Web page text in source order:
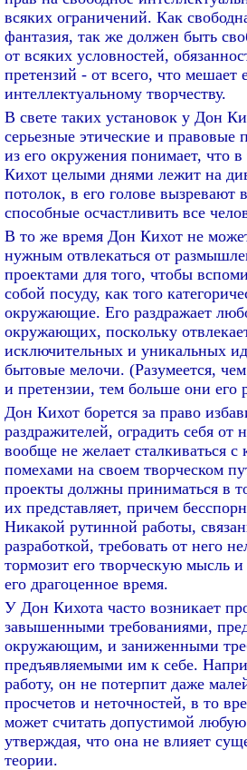
всяких ограничений. Как
фантазия, так же должен быть
от всяких условностей,
претензий - от всего, что мешает
интеллектуальному творчеству.
В свете таких установок у Дон
серьезные этические и
из его окружения понимает, что
Кихот целыми днями лежит на
потолок, в его голове вызревают
способные осчастливить все
В то же время Дон Кихот не
нужным отвлекаться от
проектами для того, чтобы
собой посуду, как того
окружающие. Его раздражает
окружающих, поскольку
исключительных и уникальных
бытовые мелочи. (Разумеется,
и претензии, тем больше они его
Дон Кихот борется за право
раздражителей, оградить себя от
вообще не желает сталкиваться
помехами на своем творческом
проекты должны приниматься в
их представляет, причем
Никакой рутинной работы,
разработкой, требовать от него
тормозит его творческую мысль и
его драгоценное время.
У Дон Кихота часто возникает
завышенными требованиями,
окружающим, и заниженными
предъявляемыми им к себе.
работу, он не потерпит даже
просчетов и неточностей, в то
может считать допустимой
утверждая, что она не влияет
теории.